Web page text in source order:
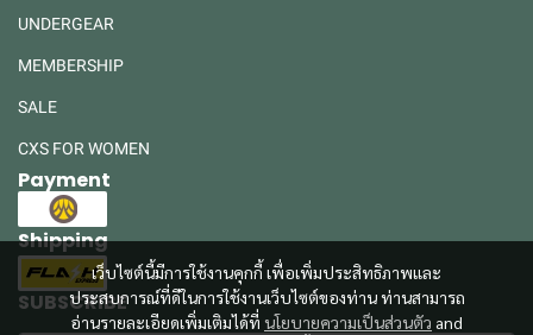
เว็บไซต์นี้มีการใช้งานคุกกี้ เพื่อเพิ่มประสิทธิภาพและ
ประสบการณ์ที่ดีในการใช้งานเว็บไซต์ของท่าน ท่านสามารถ
อ่านรายละเอียดเพิ่มเติมได้ที่ นโยบายความเป็นส่วนตัว and
UNDERGEAR
MEMBERSHIP
SALE
CXS FOR WOMEN
Payment
Shipping
SUBSCRIBE